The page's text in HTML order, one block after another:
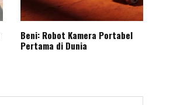
Beni: Robot Kamera Portabel
Pertama di Dunia